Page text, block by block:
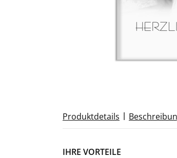
Produktdetails |
IHRE VORTEILE